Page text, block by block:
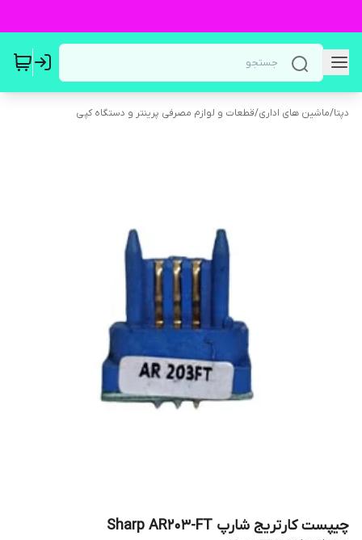
دپتا/ماشین های اداری/قطعات و لوازم مصرفی پرینتر و دستگاه کپی
چیپست کارتریج شارپ Sharp AR203-FT